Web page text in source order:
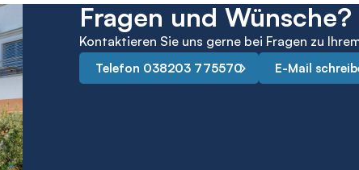
Fragen und Wünsche?
Kontaktieren Sie uns gerne bei Fragen zu
Telefon 038203 775570 E-Mail